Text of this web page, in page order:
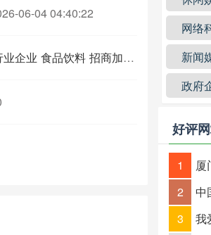
06-04 04:40:22
业企业 食品饮料 招商加盟
网络
新闻
政府
好评
1 厦
2
中
3
我